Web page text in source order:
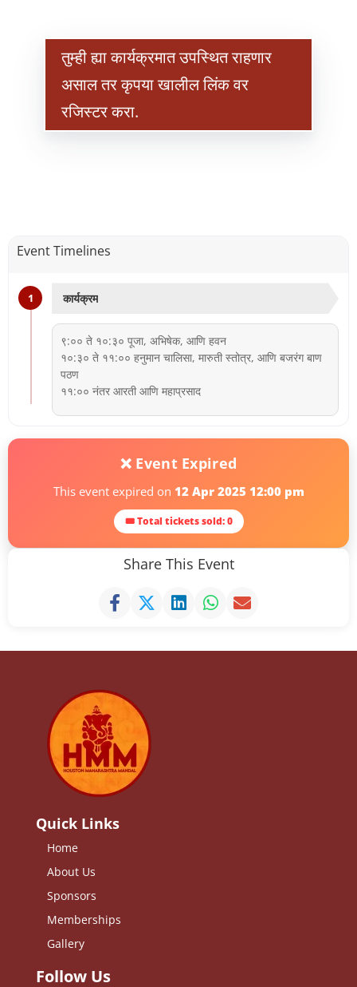
तुम्ही ह्या कार्यक्रमात उपस्थित राहणार
असाल तर कृपया खालील लिंक वर
रजिस्टर करा.
Event Timelines
1 कार्यक्रम
९:०० ते १०:३० पूजा, अभिषेक, आणि हवन
१०:३० ते ११:०० हनुमान चालिसा, मारुती स्तोत्र, आणि बजरंग बाण
पठण
११:०० नंतर आरती आणि महाप्रसाद
❌ Event Expired
This event expired on 12 Apr 2025 12:00 pm
🎟 Total tickets sold: 0
Share This Event
Quick Links
Home
About Us
Sponsors
Memberships
Gallery
Follow Us